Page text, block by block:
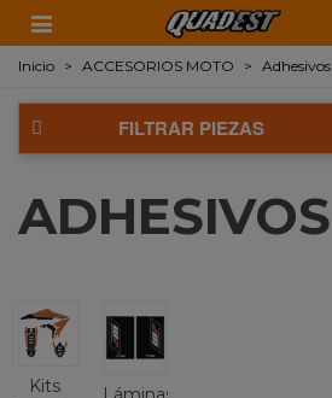
Inicio > ACCESORIOS MOTO > Adhesivos
FILTRAR PIEZAS
ADHESIVOS
Kits